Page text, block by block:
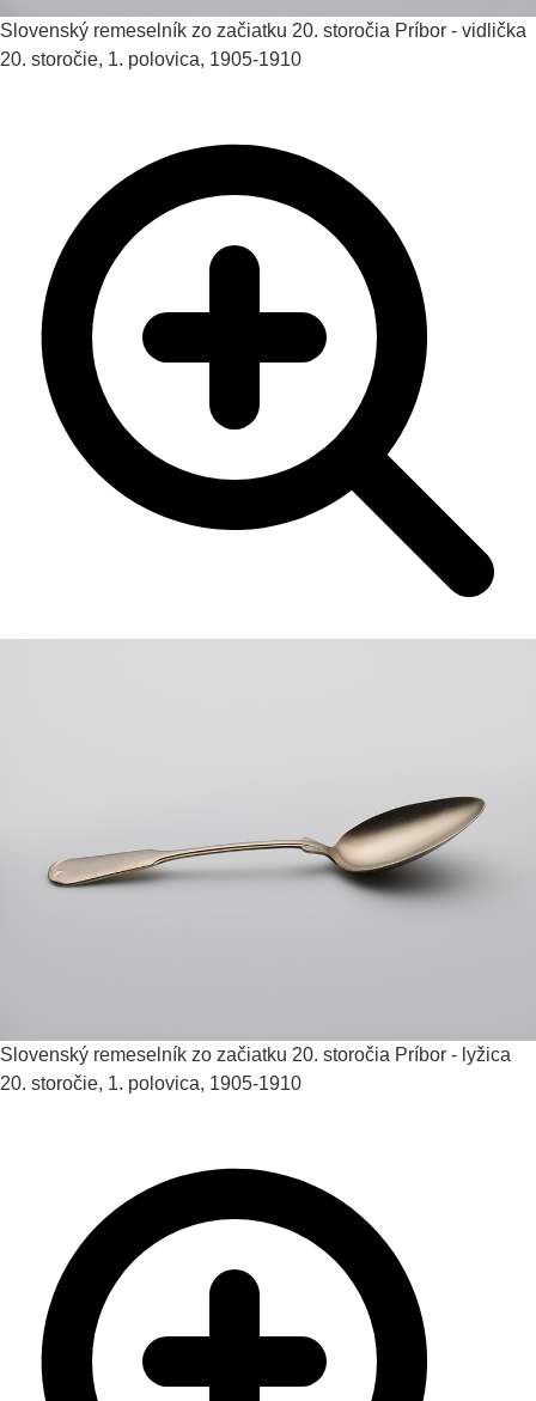
Slovenský remeselník zo začiatku 20. storočia Príbor - vidlička
20. storočie, 1. polovica, 1905-1910
Slovenský remeselník zo začiatku 20. storočia Príbor - lyžica
20. storočie, 1. polovica, 1905-1910